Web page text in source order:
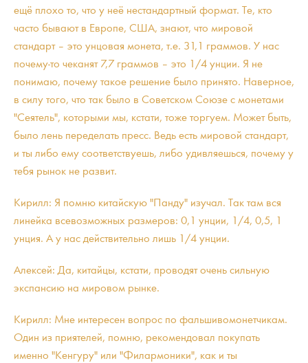
ещё плохо то, что у неё нестандартный формат. Те, кто
часто бывают в Европе, США, знают, что мировой
стандарт – это унцовая монета, т.е. 31,1 граммов. У нас
почему-то чеканят 7,7 граммов – это 1/4 унции. Я не
понимаю, почему такое решение было принято. Наверное,
в силу того, что так было в Советском Союзе с монетами
"Сеятель", которыми мы, кстати, тоже торгуем. Может быть,
было лень переделать пресс. Ведь есть мировой стандарт,
и ты либо ему соответствуешь, либо удивляешься, почему у
тебя рынок не развит.
Кирилл: Я помню китайскую "Панду" изучал. Так там вся
линейка всевозможных размеров: 0,1 унции, 1/4, 0,5, 1
унция. А у нас действительно лишь 1/4 унции.
Алексей: Да, китайцы, кстати, проводят очень сильную
экспансию на мировом рынке.
Кирилл: Мне интересен вопрос по фальшивомонетчикам.
Один из приятелей, помню, рекомендовал покупать
именно "Кенгуру" или "Филармоники", как и ты